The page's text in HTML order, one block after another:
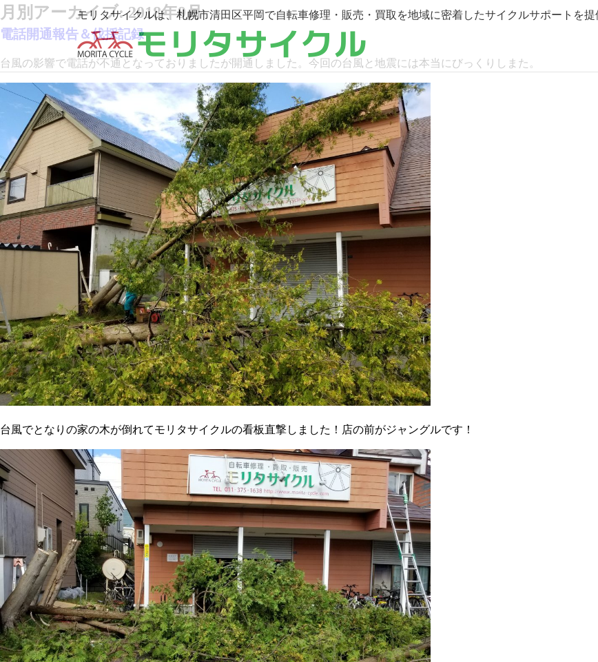
モリタサイクルは、札幌市清田区平岡で自転車修理・販売・買取を地域に密着したサイクルサポートを提
月別アーカイブ:2018年9月
電話開通報告＆伐採記録
台風の影響で電話が不通となっておりましたが開通しました。今回の台風と地震には本当にびっくりしまた。
台風でとなりの家の木が倒れてモリタサイクルの看板直撃しました！店の前がジャングルです！